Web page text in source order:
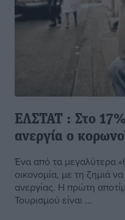
ΕΛΣΤΑΤ : Στο
ανεργία ο
Ένα από τα μεγαλύτερα
οικονομία, με τη ζημιά
ανεργίας. Η πρώτη
Τουρισμού είναι ...